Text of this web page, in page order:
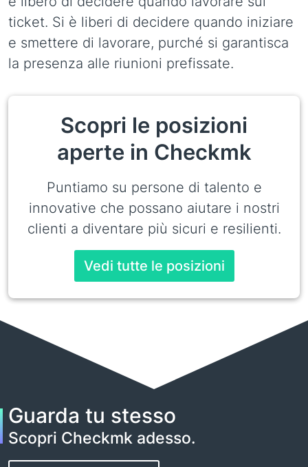
ticket. Si è liberi di decidere quando iniziare
e smettere di lavorare, purché si garantisca
la presenza alle riunioni prefissate.
Scopri le posizioni
aperte in Checkmk
Puntiamo su persone di talento e
innovative che possano aiutare i nostri
clienti a diventare più sicuri e resilienti.
Vedi tutte le posizioni
Guarda tu stesso
Scopri Checkmk adesso.